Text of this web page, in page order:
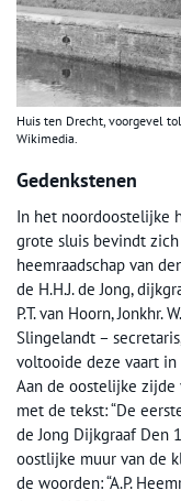
Huis ten Drecht, voorgevel
Wikimedia.
Gedenkstenen
In het noordoostelijke
grote sluis bevindt
heemraadschap van
de H.H.J. de Jong,
P.T. van Hoorn, Jonkhr.
Slingelandt –
voltooide deze vaart in
Aan de oostelijke
met de tekst: “De
de Jong Dijkgraaf Den
oostlijke muur van de
de woorden: “A.P.